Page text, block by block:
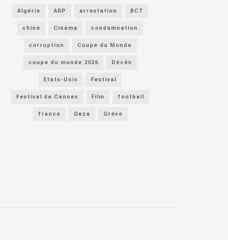
Algérie ARP arrestation BCT
chine Cinéma condamnation
corruption Coupe du Monde
coupe du monde 2026 Décès
Etats-Unis Festival
Festival de Cannes Film football
france Gaza Grève